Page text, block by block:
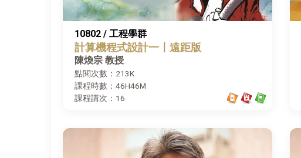
10802 / 工程學群
計算機程式設計一〡遠距版
陳煥宗 教授
點閱次數：213K
課程時數：46H46M
課程講次：16